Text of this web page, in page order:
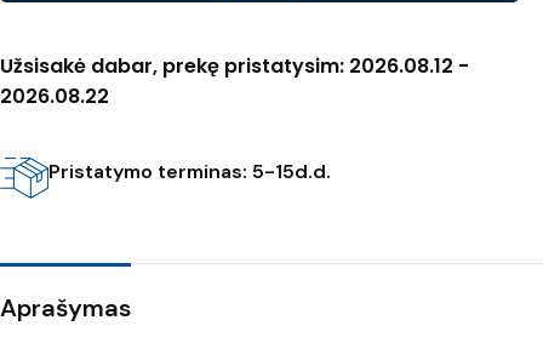
Užsisakė dabar, prekę pristatysim: 2026.08.12 -
2026.08.22
Pristatymo terminas: 5-15d.d.
Aprašymas